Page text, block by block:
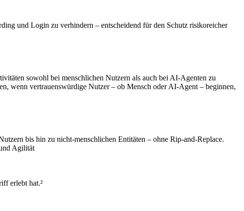
und Login zu verhindern – entscheidend für den Schutz risikoreicher
sowohl bei menschlichen Nutzern als auch bei AI-Agenten zu
wenn vertrauenswürdige Nutzer – ob Mensch oder AI-Agent – beginnen,
bis hin zu nicht-menschlichen Entitäten – ohne Rip-and-Replace.
Agilität
erlebt hat.²